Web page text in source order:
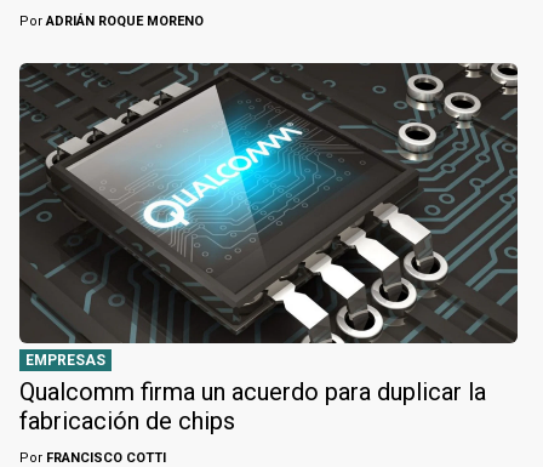
PorADRIÁN ROQUE MORENO
EMPRESAS
Qualcomm firma un acuerdo para duplicar la
fabricación de chips
Por FRANCISCO COTTI